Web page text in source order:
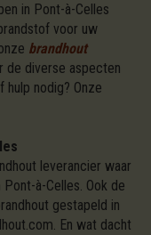
in Pont-à-Celles
voor uw
brandhout
diverse aspecten
nodig? Onze
leverancier waar
à-Celles. Ook de
gestapeld in
En wat dacht